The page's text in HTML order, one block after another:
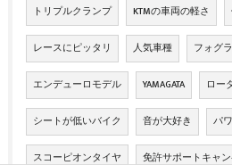
トリプルクランプ KTMの車両の軽さ
レースにピッタリ 人気車種 フォグ
エンデューロモデル YAMAGATA ロー
シートが低いバイク 音が大好き パ
スコーピオンタイヤ 免許サポートキャ